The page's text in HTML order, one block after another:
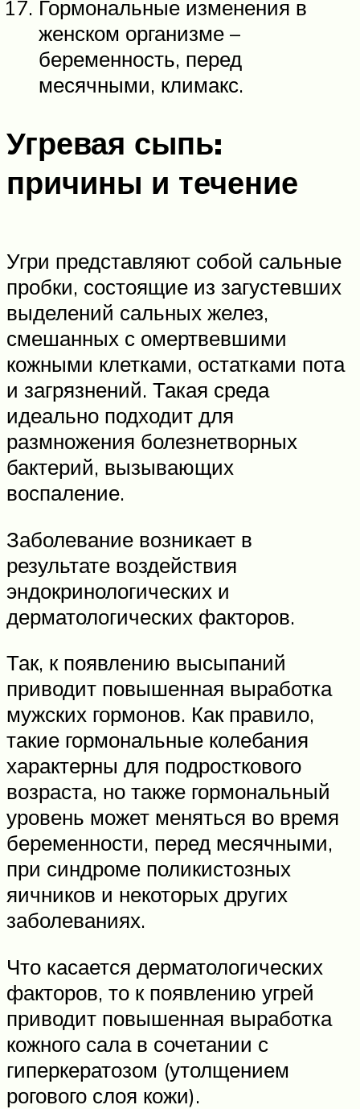
Гормональные изменения в
женском организме –
беременность, перед
месячными, климакс.
Угревая сыпь:
причины и течение
Угри представляют собой сальные
пробки, состоящие из загустевших
выделений сальных желез,
смешанных с омертвевшими
кожными клетками, остатками пота
и загрязнений. Такая среда
идеально подходит для
размножения болезнетворных
бактерий, вызывающих
воспаление.
Заболевание возникает в
результате воздействия
эндокринологических и
дерматологических факторов.
Так, к появлению высыпаний
приводит повышенная выработка
мужских гормонов. Как правило,
такие гормональные колебания
характерны для подросткового
возраста, но также гормональный
уровень может меняться во время
беременности, перед месячными,
при синдроме поликистозных
яичников и некоторых других
заболеваниях.
Что касается дерматологических
факторов, то к появлению угрей
приводит повышенная выработка
кожного сала в сочетании с
гиперкератозом (утолщением
рогового слоя кожи).